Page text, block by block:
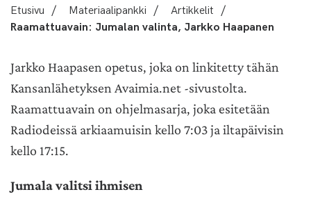
Etusivu / Materiaalipankki / Artikkelit /
Raamattuavain: Jumalan valinta, Jarkko Haapanen
Jarkko Haapasen opetus, joka on linkitetty tähän
Kansanlähetyksen Avaimia.net -sivustolta.
Raamattuavain on ohjelmasarja, joka esitetään
Radiodeissä arkiaamuisin kello 7:03 ja iltapäivisin
kello 17:15.
Jumala valitsi ihmisen